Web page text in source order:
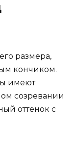
размера,
кончиком.
имеют
созревании
оттенок с